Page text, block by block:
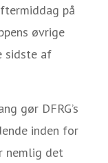
på
øvrige
sidste af
gør DFRG’s
inden for
nemlig det